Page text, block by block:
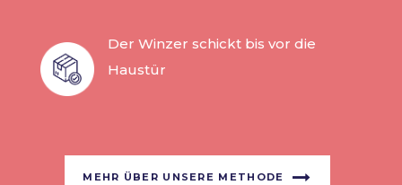
Der Winzer schickt bis vor die
Haustür
MEHR ÜBER UNSERE METHODE